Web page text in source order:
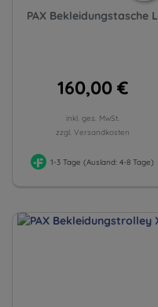
PAX Bekleidungstasche L
160,00 €
inkl. ges. MwSt.
zzgl. Versandkosten
1-3 Tage (Ausland: 4-8 Tage)